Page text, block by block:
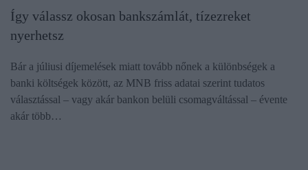
Így válassz okosan bankszámlát, tízezreket
nyerhetsz
Bár a júliusi díjemelések miatt tovább nőnek a különbségek a
banki költségek között, az MNB friss adatai szerint tudatos
választással – vagy akár bankon belüli csomagváltással – évente
akár több…